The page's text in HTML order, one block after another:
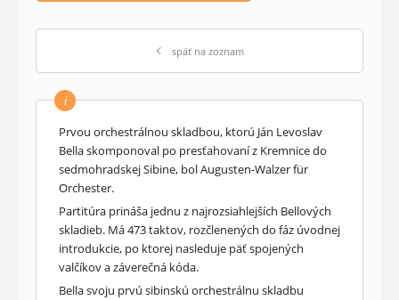
späť na zoznam
i
Prvou orchestrálnou skladbou, ktorú Ján Levoslav
Bella skomponoval po presťahovaní z Kremnice do
sedmohradskej Sibine, bol Augusten-Walzer für
Orchester.
Partitúra prináša jednu z najrozsiahlejších Bellových
skladieb. Má 473 taktov, rozčlenených do fáz úvodnej
introdukcie, po ktorej nasleduje päť spojených
valčíkov a záverečná kóda.
Bella svoju prvú sibinskú orchestrálnu skladbu